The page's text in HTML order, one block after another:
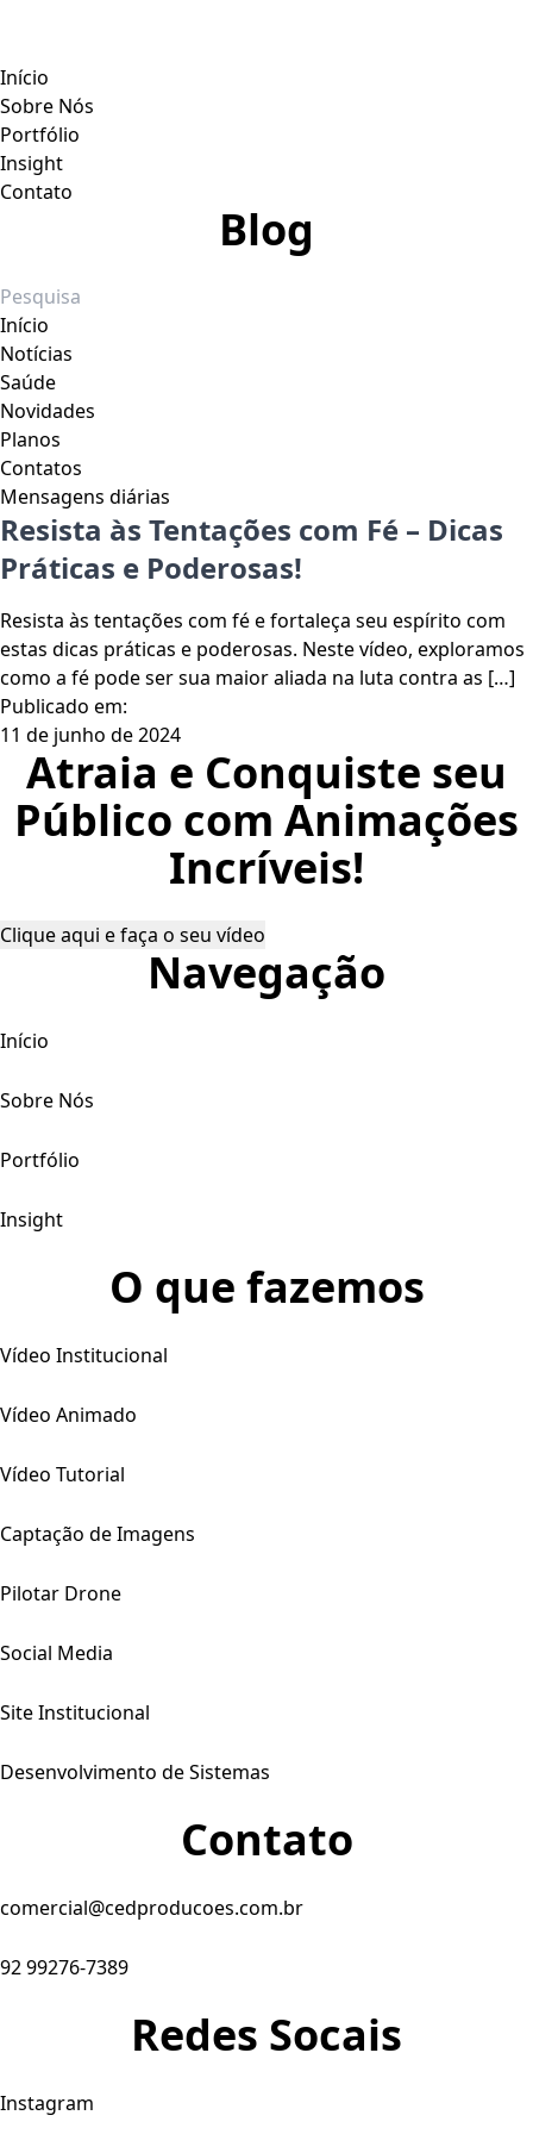
Início
Sobre Nós
Portfólio
Insight
Contato
Blog
Início
Notícias
Saúde
Novidades
Planos
Contatos
Mensagens diárias
Resista às Tentações com Fé – Dicas
Práticas e Poderosas!
Resista às tentações com fé e fortaleça seu espírito com
estas dicas práticas e poderosas. Neste vídeo, exploramos
como a fé pode ser sua maior aliada na luta contra as […]
Publicado em:
11 de junho de 2024
Atraia e Conquiste seu
Público com Animações
Incríveis!
Clique aqui e faça o seu vídeo
Navegação
Início
Sobre Nós
Portfólio
Insight
O que fazemos
Vídeo Institucional
Vídeo Animado
Vídeo Tutorial
Captação de Imagens
Pilotar Drone
Social Media
Site Institucional
Desenvolvimento de Sistemas
Contato
comercial@cedproducoes.com.br
92 99276-7389
Redes Socais
Instagram